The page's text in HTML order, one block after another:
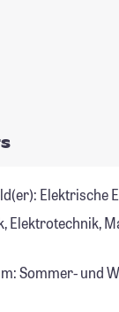
Elektrische
Elektrotechnik,
Sommer- und